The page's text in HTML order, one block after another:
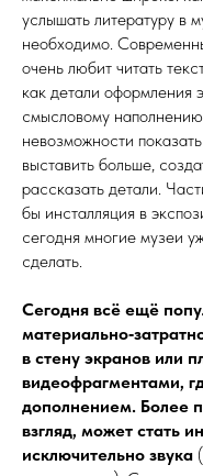
услышать литературу в
необходимо.
очень любит читать
как детали оформления
смысловому
невозможности
выставить больше,
рассказать детали.
бы инсталляция в
сего­дня многие музеи
сделать.
Сегодня всё ещё
в стену экранов или
видео­фрагментами,
дополнением. Более
взгляд, может стать
исключительно звука